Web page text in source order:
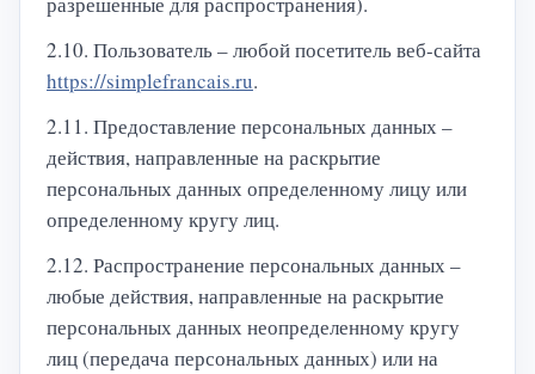
2.10. Пользователь – любой посетитель веб-сайта
https://simplefrancais.ru.
2.11. Предоставление персональных данных –
действия, направленные на раскрытие
персональных данных определенному лицу или
определенному кругу лиц.
2.12. Распространение персональных данных –
любые действия, направленные на раскрытие
персональных данных неопределенному кругу
лиц (передача персональных данных) или на